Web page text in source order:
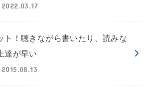
2022.03.17
ト！聴きながら書いたり、読みな
達が早い
2015.08.13